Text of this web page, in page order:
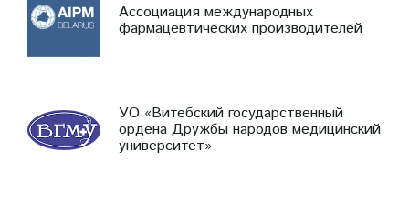
Ассоциация международных
фармацевтических производителей
УО «Витебский государственный
ордена Дружбы народов медицинский
университет»